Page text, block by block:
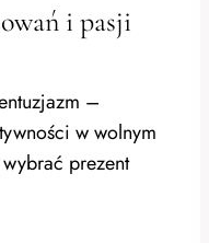
i pasji
–
w wolnym
prezent